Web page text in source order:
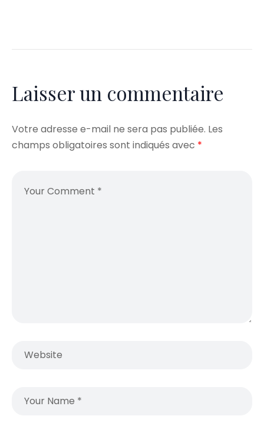
Laisser un commentaire
Votre adresse e-mail ne sera pas publiée. Les
champs obligatoires sont indiqués avec *